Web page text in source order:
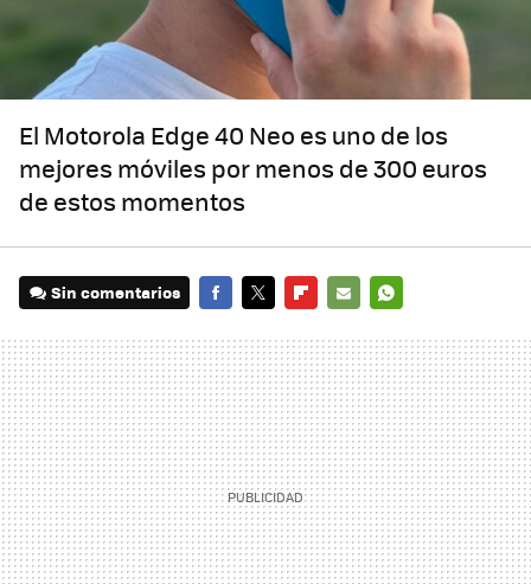
El Motorola Edge 40 Neo es uno de los
mejores móviles por menos de 300 euros
de estos momentos
Sin comentarios
MAIL